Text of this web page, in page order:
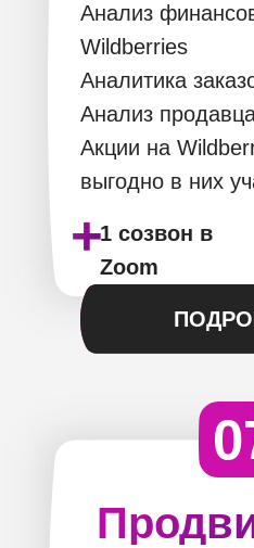
Анализ
Wildberries
Аналитика
Анализ
Акции на
выгодно в них
+1 созвон в
Zoom